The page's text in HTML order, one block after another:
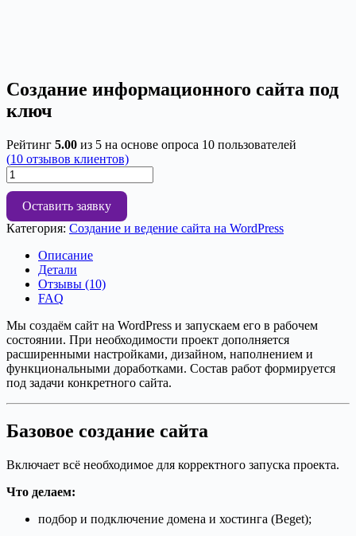
Создание информационного сайта под
ключ
Рейтинг 5.00 из 5 на основе опроса 10 пользователей
(10 отзывов клиентов)
Количество
товара
Создание
информационного
сайта
ключ
Оставить заявку
Категория: Создание и ведение сайта на WordPress
Описание
Детали
Отзывы (10)
FAQ
Мы создаём сайт на WordPress и запускаем его в рабочем
состоянии. При необходимости проект дополняется
расширенными настройками, дизайном, наполнением и
функциональными доработками. Состав работ формируется
под задачи конкретного сайта.
Базовое создание сайта
Включает всё необходимое для корректного запуска проекта.
Что делаем:
подбор и подключение домена и хостинга (Beget);